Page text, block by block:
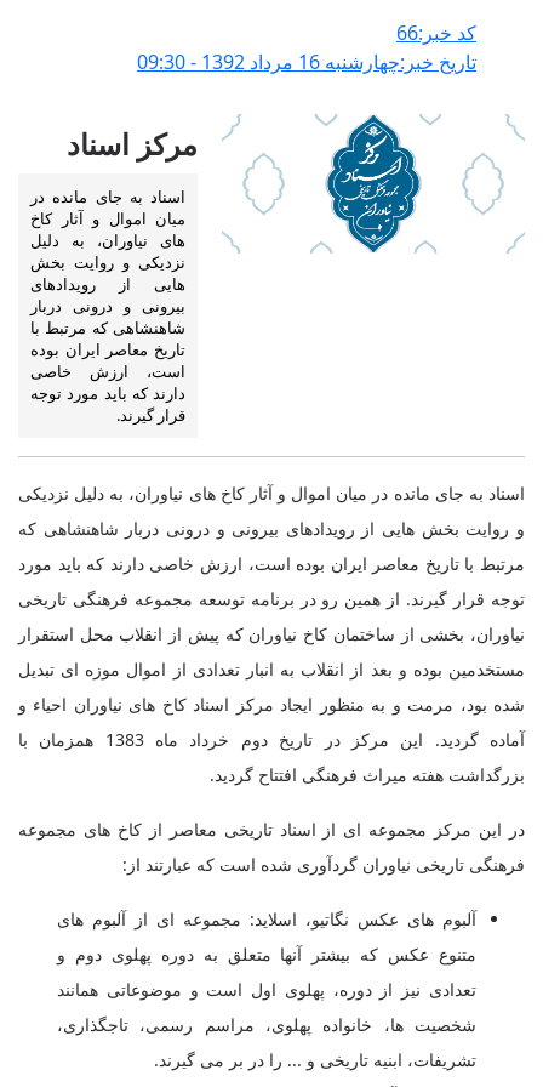
کد خبر:66
تاریخ خبر:چهارشنبه 16 مرداد 1392 - 09:30
مرکز اسناد
اسناد به جای مانده در
میان اموال و آثار کاخ
های نیاوران، به دلیل
نزدیکی و روایت بخش
هایی از رویدادهای
بیرونی و درونی دربار
شاهنشاهی که مرتبط با
تاریخ معاصر ایران بوده
است، ارزش خاصی
دارند که باید مورد توجه
قرار گیرند.
اسناد به جای مانده در میان اموال و آثار کاخ های نیاوران، به دلیل نزدیکی
و روایت بخش هایی از رویدادهای بیرونی و درونی دربار شاهنشاهی که
مرتبط با تاریخ معاصر ایران بوده است، ارزش خاصی دارند که باید مورد
توجه قرار گیرند. از همین رو در برنامه توسعه مجموعه فرهنگی تاریخی
نیاوران، بخشی از ساختمان کاخ نیاوران که پیش از انقلاب محل استقرار
مستخدمین بوده و بعد از انقلاب به انبار تعدادی از اموال موزه ای تبدیل
شده بود، مرمت و به منظور ایجاد مرکز اسناد کاخ های نیاوران احیاء و
آماده گردید.
این مرکز در تاریخ دوم خرداد ماه 1383 همزمان با
بزرگداشت هفته میراث فرهنگی افتتاح گردید.
در این مرکز مجموعه ای از اسناد تاریخی معاصر از کاخ های مجموعه
فرهنگی تاریخی نیاوران گردآوری شده است که عبارتند از:
آلبوم های عکس نگاتیو، اسلاید: مجموعه ای از آلبوم های
متنوع عکس که بیشتر آنها متعلق به دوره پهلوی دوم و
تعدادی نیز از دوره، پهلوی اول است و موضوعاتی همانند
شخصیت ها، خانواده پهلوی، مراسم رسمی، تاجگذاری،
تشریفات، ابنیه تاریخی و ... را در بر می گیرند.